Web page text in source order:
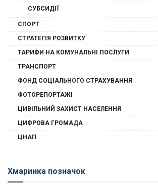
СУБСИДІЇ
СПОРТ
СТРАТЕГІЯ РОЗВИТКУ
ТАРИФИ НА КОМУНАЛЬНІ ПОСЛУГИ
ТРАНСПОРТ
ФОНД СОЦІАЛЬНОГО СТРАХУВАННЯ
ФОТОРЕПОРТАЖІ
ЦИВІЛЬНИЙ ЗАХИСТ НАСЕЛЕННЯ
ЦИФРОВА ГРОМАДА
ЦНАП
Хмаринка позначок